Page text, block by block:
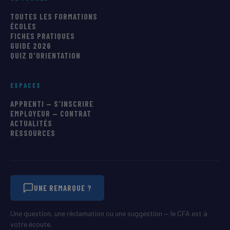
TOUTES LES FORMATIONS
ÉCOLES
FICHES PRATIQUES
GUIDE 2026
QUIZ D'ORIENTATION
ESPACES
APPRENTI — S'INSCRIRE
EMPLOYEUR — CONTRAT
ACTUALITÉS
RESSOURCES
UNE REMARQUE ?
Une question, une réclamation ou une suggestion — le CFA est à
votre écoute.